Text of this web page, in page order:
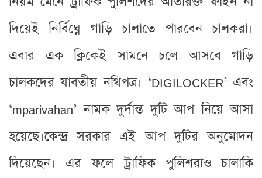
দিয়েই নির্বিঘ্নে গাড়ি চালাতে পারবেন চালকরা।
এবার এক ক্লিকেই সামনে চলে আসবে গাড়ি
চালকদের যাবতীয় নথিপত্র। ‘DIGILOCKER’ এবং
‘mparivahan’ নামক দুর্দান্ত দুটি আপ নিয়ে আসা
হয়েছে।কেন্দ্র সরকার এই আপ দুটির অনুমোদন
দিয়েছেন। এর ফলে ট্রাফিক পুলিশরাও চালাকি